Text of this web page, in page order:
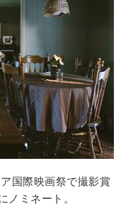
国際映画祭で撮影賞
ノミネート。